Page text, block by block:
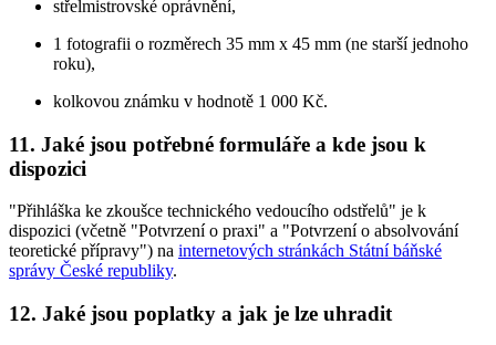
střelmistrovské oprávnění,
1 fotografii o rozměrech 35 mm x 45 mm (ne starší jednoho
roku),
kolkovou známku v hodnotě 1 000 Kč.
11. Jaké jsou potřebné formuláře a kde jsou k
dispozici
"Přihláška ke zkoušce technického vedoucího odstřelů" je k
dispozici (včetně "Potvrzení o praxi" a "Potvrzení o absolvování
teoretické přípravy") na internetových stránkách Státní báňské
správy České republiky.
12. Jaké jsou poplatky a jak je lze uhradit